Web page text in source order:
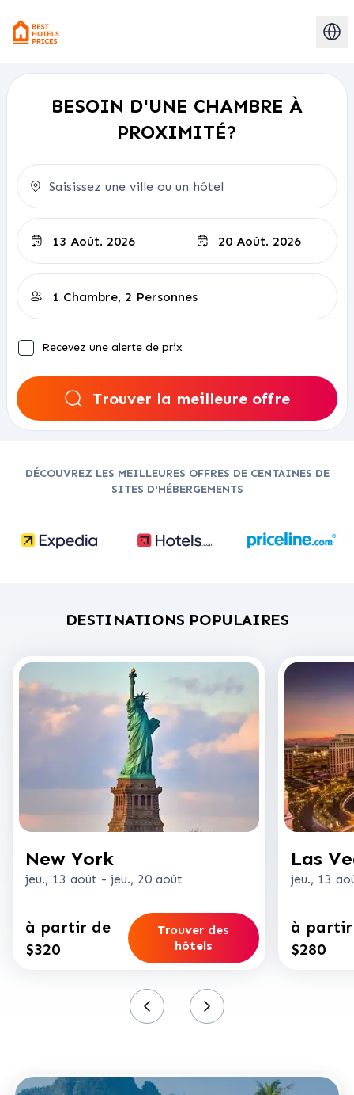
BESOIN D'UNE CHAMBRE À
PROXIMITÉ?
Recevez une alerte de prix
Trouver la meilleure offre
DÉCOUVREZ LES MEILLEURES OFFRES DE CENTAINES DE
SITES D'HÉBERGEMENTS
DESTINATIONS POPULAIRES
New York
jeu., 13 août - jeu., 20 août
à partir de
$320
Trouver des
hôtels
Las
jeu., 13
à partir
$280